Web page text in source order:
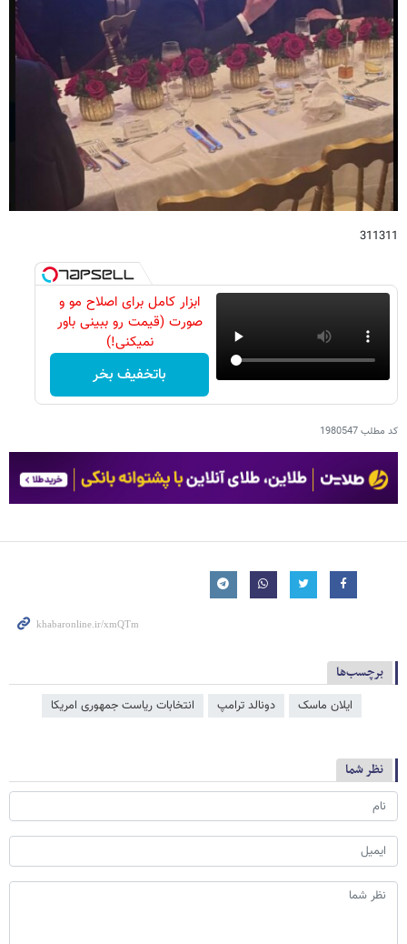
311311
ابزار کامل برای اصلاح مو و
صورت (قیمت رو ببینی باور
نمیکنی!)
باتخفیف بخر
کد مطلب1980547
برچسب‌ها
ایلان ماسک دونالد ترامپ انتخابات ریاست جمهوری امریکا
نظر شما